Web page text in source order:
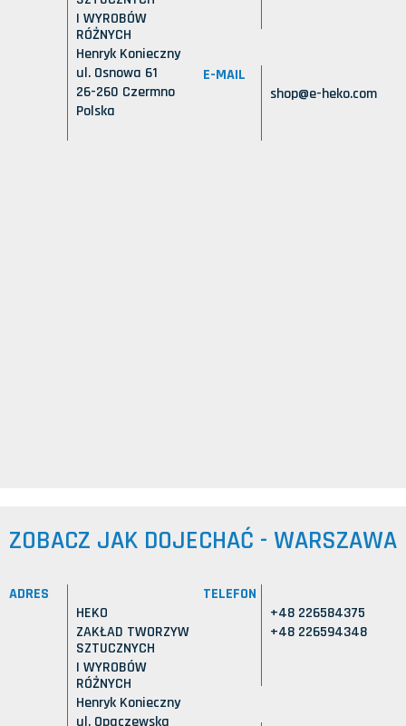
I WYROBÓW
RÓŻNYCH
Henryk Konieczny
ul. Osnowa 61
26-260 Czermno
Polska
E-MAIL
shop@e-heko.com
ZOBACZ JAK DOJECHAĆ - WARSZAWA
ADRES
HEKO
ZAKŁAD TWORZYW
SZTUCZNYCH
I WYROBÓW
RÓŻNYCH
Henryk Konieczny
ul. Opaczewska
TELEFON
+48 226584375
+48 226594348